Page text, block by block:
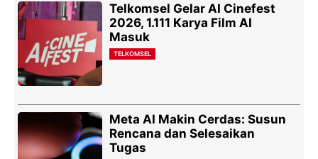
Telkomsel Gelar AI Cinefest
2026, 1.111 Karya Film AI
Masuk
TELKOMSEL
Meta AI Makin Cerdas: Susun
Rencana dan Selesaikan
Tugas